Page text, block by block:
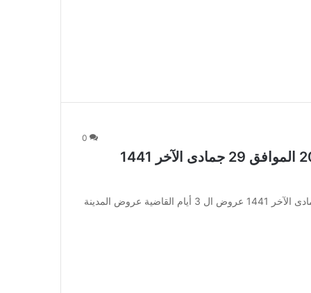
0
عروض المدينة هايبر اليوم 23 فبراير 2020 الموافق 29 جمادى الآخر 1441
عروض المدينة هايبر اليوم 23 فبراير 2020 الموافق 29 جمادى الآخر 1441 عروض ال 3 أيام القاضية عروض المدينة